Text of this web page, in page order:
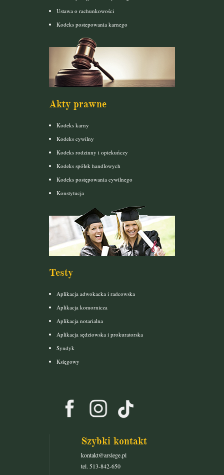
Ustawa o rachunkowości
Kodeks postepowania karnego
Akty prawne
Kodeks karny
Kodeks cywilny
Kodeks rodzinny i opiekuńczy
Kodeks spółek handlowych
Kodeks postępowania cywilnego
Konstytucja
Testy
Aplikacja adwokacka i radcowska
Aplikacja komornicza
Aplikacja notarialna
Aplikacja sędziowska i prokuratorska
Syndyk
Księgowy
Szybki kontakt
kontakt@arslege.pl
tel. 513-842-650